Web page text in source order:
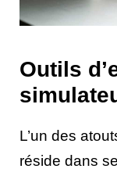
Outils
L’un des
réside dans